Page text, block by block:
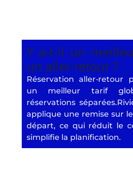
Y a‑t‑il un
un aller‑retour ?
Réservation aller‑retour
un meilleur tarif
réservations
applique une remise sur
départ, ce qui réduit le
simplifie la planification.